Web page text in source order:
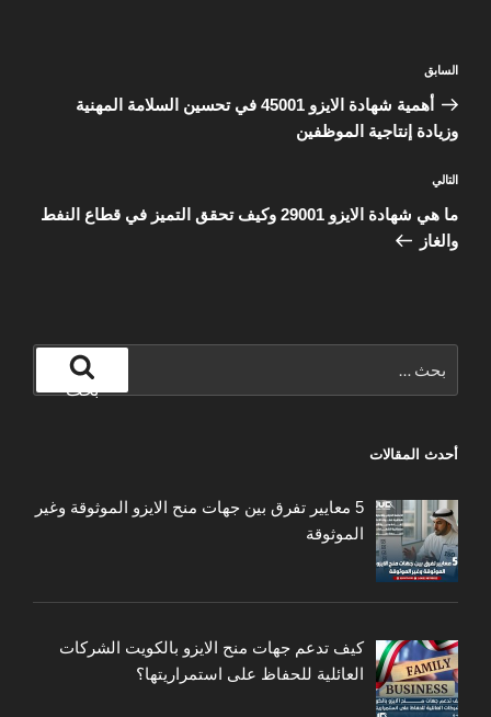
المقالات
المقالة
السابقة
السابق
أهمية شهادة الايزو 45001 في تحسين السلامة المهنية
وزيادة إنتاجية الموظفين
المقالة
التالية
التالي
ما هي شهادة الايزو 29001 وكيف تحقق التميز في قطاع النفط
والغاز
عن:
بحث
أحدث المقالات
5 معايير تفرق بين جهات منح الايزو الموثوقة وغير
الموثوقة
كيف تدعم جهات منح الايزو بالكويت الشركات
العائلية للحفاظ على استمراريتها؟